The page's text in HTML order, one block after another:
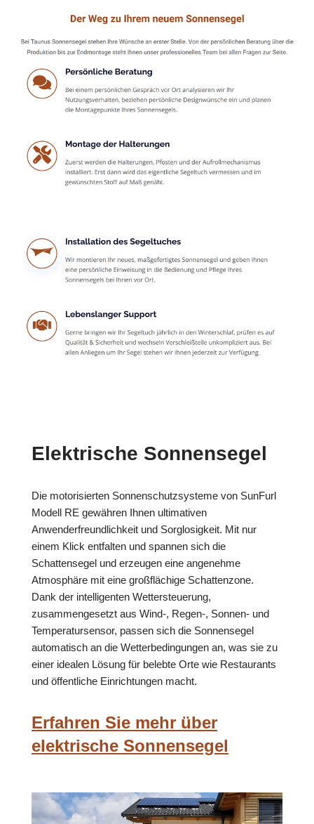
Elektrische Sonnensegel
Die motorisierten Sonnenschutzsysteme von SunFurl
Modell RE gewähren Ihnen ultimativen
Anwenderfreundlichkeit und Sorglosigkeit. Mit nur
einem Klick entfalten und spannen sich die
Schattensegel und erzeugen eine angenehme
Atmosphäre mit eine großflächige Schattenzone.
Dank der intelligenten Wettersteuerung,
zusammengesetzt aus Wind-, Regen-, Sonnen- und
Temperatursensor, passen sich die Sonnensegel
automatisch an die Wetterbedingungen an, was sie zu
einer idealen Lösung für belebte Orte wie Restaurants
und öffentliche Einrichtungen macht.
Erfahren Sie mehr über
elektrische Sonnensegel